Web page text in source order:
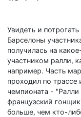
Увидеть и
Барселоны
получилась на
участником ралли,
например. Часть
проходил по трассе
чемпионата -
французский
больше, чем кто-